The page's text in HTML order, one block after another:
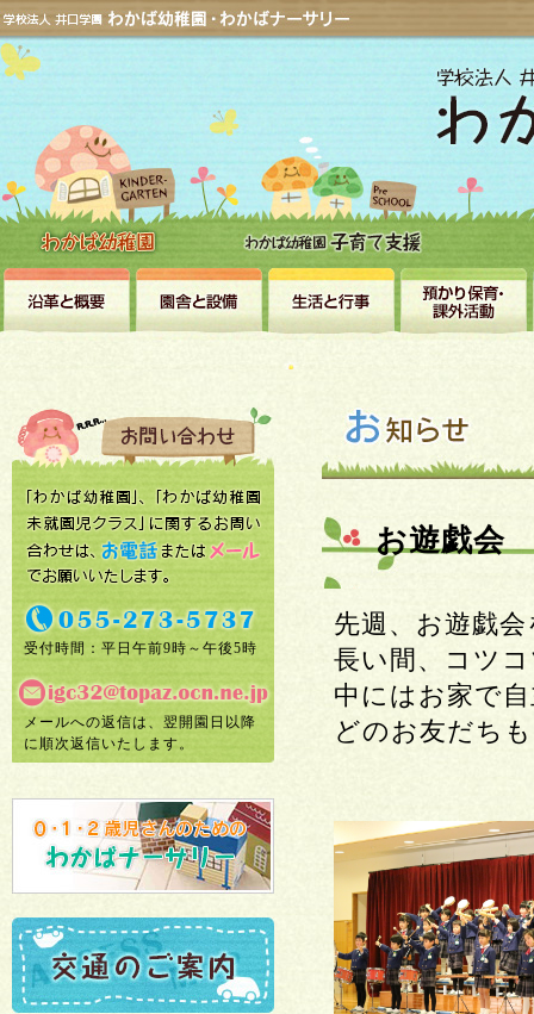
受付時間：平日午前9時～午後5時
メールへの返信は、翌開園日以降
に順次返信いたします。
お遊戯会
先週、お遊戯
長い間、コツ
中にはお家で
どのお友だち